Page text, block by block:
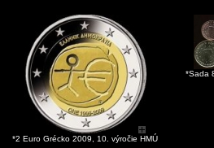
*2 Euro Grécko 2009, 10. výročie HMÚ
*Sada